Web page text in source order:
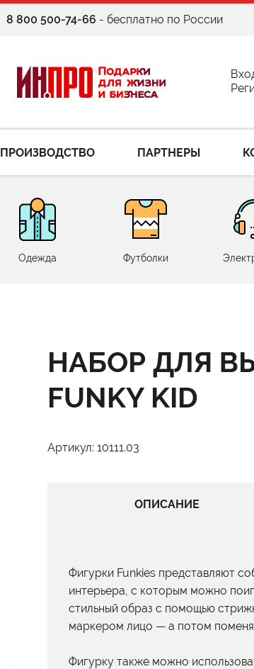
8 800 500-74-66 - бесплатно по России
ПРОИЗВОДСТВО ПАРТНЕРЫ
Одежда Футболки
НАБОР ДЛЯ
FUNKY KID
Артикул: 10111.03
ОПИСАНИЕ
Фигурки Funkies представляют
интерьера, с которым можно
стильный образ с помощью
маркером лицо — а потом
Фигурку также можно